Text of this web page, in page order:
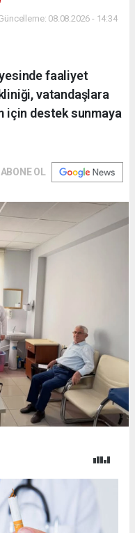
08.08.2026 - 14:34
faaliyet
vatandaşlara
için destek sunmaya
ABONE OL